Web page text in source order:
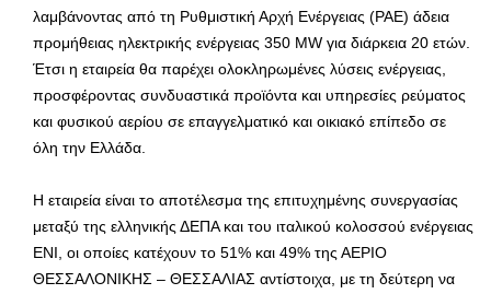
λαμβάνοντας από τη Ρυθμιστική Αρχή Ενέργειας (ΡΑΕ) άδεια
προμήθειας ηλεκτρικής ενέργειας 350 MW για διάρκεια 20 ετών.
Έτσι η εταιρεία θα παρέχει ολοκληρωμένες λύσεις ενέργειας,
προσφέροντας συνδυαστικά προϊόντα και υπηρεσίες ρεύματος
και φυσικού αερίου σε επαγγελματικό και οικιακό επίπεδο σε
όλη την Ελλάδα.
Η εταιρεία είναι το αποτέλεσμα της επιτυχημένης συνεργασίας
μεταξύ της ελληνικής ΔΕΠΑ και του ιταλικού κολοσσού ενέργειας
ΕΝΙ, οι οποίες κατέχουν το 51% και 49% της ΑΕΡΙΟ
ΘΕΣΣΑΛΟΝΙΚΗΣ – ΘΕΣΣΑΛΙΑΣ αντίστοιχα, με τη δεύτερη να